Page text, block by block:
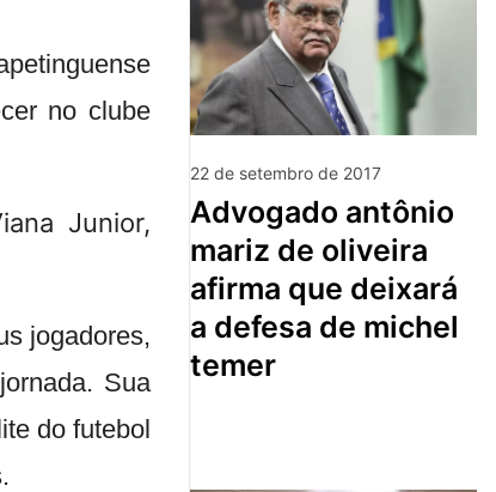
no clube
jogadores,
Sua
do futebol
22 de setembro de 2017
advogado antônio
mariz de oliveira
afirma que deixará
a defesa de michel
temer